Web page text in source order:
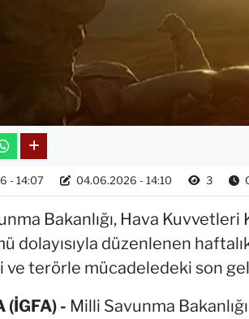
- 14:07 04.06.2026 - 14:10 3
Bakanlığı, Hava Kuvvetleri
dolayısıyla düzenlenen
ve terörle mücadeledeki son
(İGFA) - Milli Savunma